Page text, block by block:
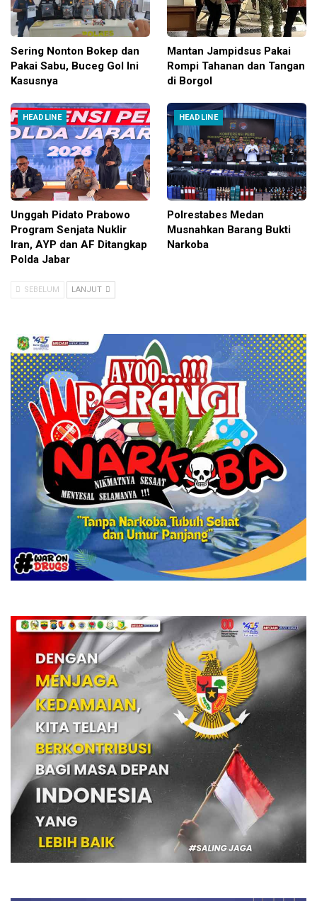
Sering Nonton Bokep dan
Pakai Sabu, Buceg Gol Ini
Kasusnya
Mantan Jampidsus Pakai
Rompi Tahanan dan Tangan
di Borgol
HEADLINE
Unggah Pidato Prabowo
Program Senjata Nuklir
Iran, AYP dan AF Ditangkap
Polda Jabar
HEADLINE
Polrestabes Medan
Musnahkan Barang Bukti
Narkoba
SEBELUM LANJUT